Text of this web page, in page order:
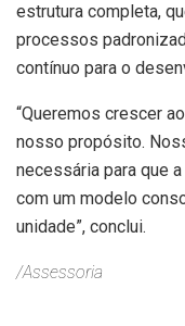
estrutura completa,
processos
contínuo para o
“Queremos crescer
nosso propósito.
necessária para que
com um modelo
unidade”, conclui.
/Assessoria